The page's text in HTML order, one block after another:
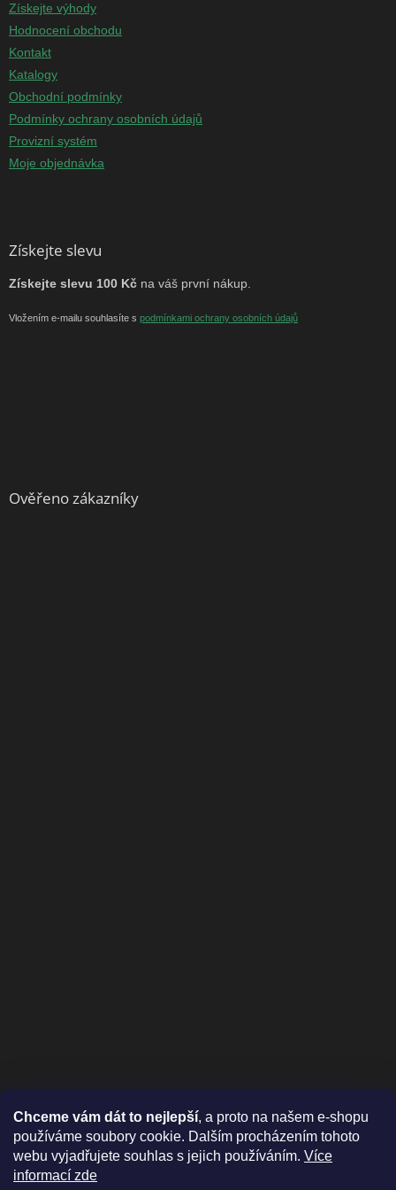
Chceme vám dát to nejlepší, a proto na našem e-shopu
používáme soubory cookie. Dalším procházením tohoto
webu vyjadřujete souhlas s jejich používáním. Více
informací zde
Získejte výhody
Hodnocení obchodu
Kontakt
Katalogy
Obchodní podmínky
Podmínky ochrany osobních údajů
Provizní systém
Moje objednávka
Získejte slevu
Získejte slevu 100 Kč na váš první nákup.
Vložením e-mailu souhlasíte s podmínkami ochrany osobních údajů
Ověřeno zákazníky